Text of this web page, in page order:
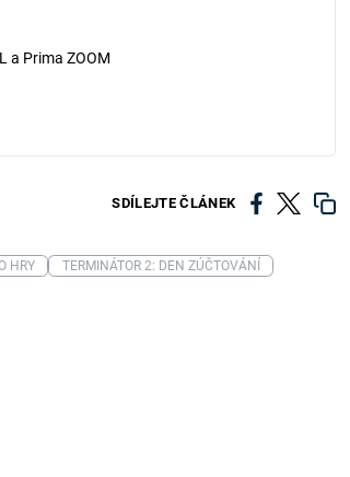
a Prima ZOOM
SDÍLEJTE ČLÁNEK
HRY
TERMINÁTOR 2: DEN ZÚČTOVÁNÍ